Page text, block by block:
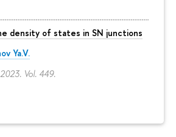
density of states in SN junctions
Ya.V.
Vol. 449.